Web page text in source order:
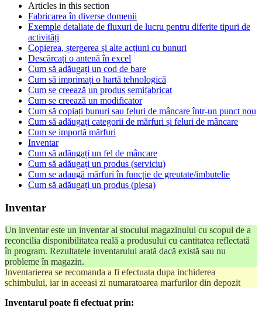
Articles in this section
Fabricarea în diverse domenii
Exemple detaliate de fluxuri de lucru pentru diferite tipuri de
activități
Copierea, ștergerea și alte acțiuni cu bunuri
Descărcați o antenă în excel
Cum să adăugați un cod de bare
Cum să imprimați o hartă tehnologică
Cum se creează un produs semifabricat
Cum se creează un modificator
Cum să copiați bunuri sau feluri de mâncare într-un punct nou
Cum să adăugați categorii de mărfuri și feluri de mâncare
Cum se importă mărfuri
Inventar
Cum să adăugați un fel de mâncare
Cum să adăugați un produs (serviciu)
Cum se adaugă mărfuri în funcție de greutate/imbutelie
Cum să adăugați un produs (piesa)
Inventar
Un inventar este un inventar al stocului magazinului cu scopul de a
reconcilia disponibilitatea reală a produsului cu cantitatea reflectată
în program. Rezultatele inventarului arată dacă există sau nu
probleme în magazin.
Inventarierea se recomanda a fi efectuata dupa inchiderea
schimbului, iar in aceeasi zi numaratoarea marfurilor din depozit
Inventarul poate fi efectuat prin: